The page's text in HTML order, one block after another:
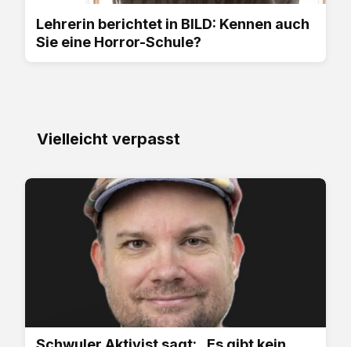
Lehrerin berichtet in BILD: Kennen auch
Sie eine Horror-Schule?
Vielleicht verpasst